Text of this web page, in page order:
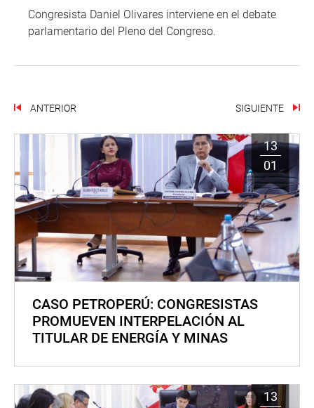
Congresista Daniel Olivares interviene en el debate
parlamentario del Pleno del Congreso.
ANTERIOR SIGUIENTE
13
01
CASO PETROPERÚ: CONGRESISTAS
PROMUEVEN INTERPELACIÓN AL
TITULAR DE ENERGÍA Y MINAS
13